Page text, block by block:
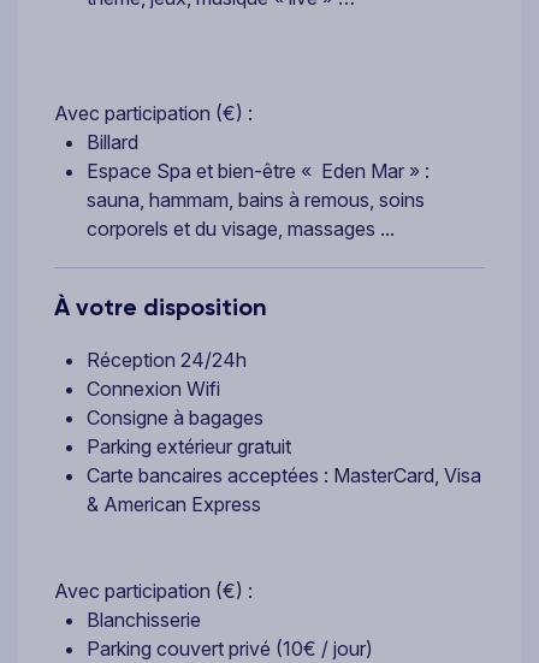
Avec participation (€) :
Billard
Espace Spa et bien-être « Eden Mar » :
sauna, hammam, bains à remous, soins
corporels et du visage, massages ...
À votre disposition
Réception 24/24h
Connexion Wifi
Consigne à bagages
Parking extérieur gratuit
Carte bancaires acceptées : MasterCard, Visa
& American Express
Avec participation (€) :
Blanchisserie
Parking couvert privé (10€ / jour)